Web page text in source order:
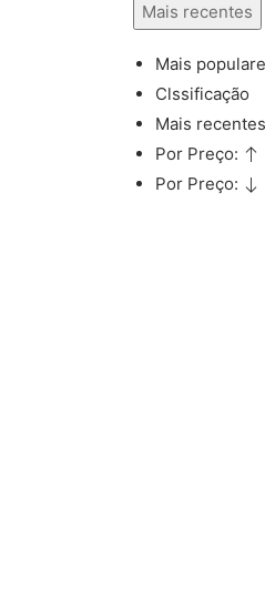
Mais recentes
Mais
Clssificação
Mais recentes
Por Preço:
Por Preço: